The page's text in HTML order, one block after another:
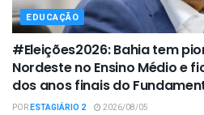
EDUCAÇÃO
#Eleições2026: Bahia tem
Nordeste no Ensino Médio e
dos anos finais do
PORESTAGIÁRIO 2 2026/08/05